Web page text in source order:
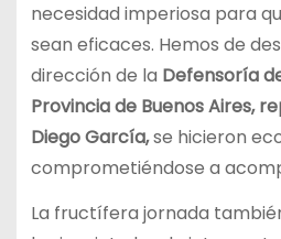
necesidad imperiosa para
sean eficaces. Hemos de
dirección de la Defensoría
Provincia de Buenos Aires,
Diego García,se hicieron
comprometiéndose a
La fructífera jornada